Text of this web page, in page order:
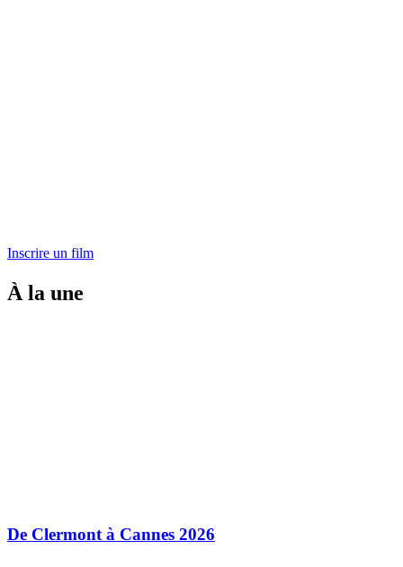
Inscrire un film
À la une
De Clermont à Cannes 2026